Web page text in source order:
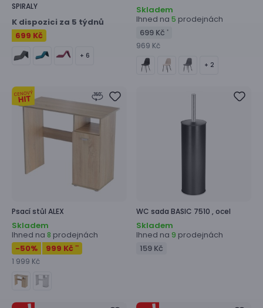
SPIRALY
K dispozici za 5 týdnů
699 Kč
+ 6
Skladem
Ihned na 5 prodejnách
699 Kč *
969 Kč
+ 2
Psací stůl ALEX
Skladem
Ihned na 8 prodejnách
-50% 999 Kč **
1 999 Kč
WC sada BASIC 7510 , ocel
Skladem
Ihned na 9 prodejnách
159 Kč